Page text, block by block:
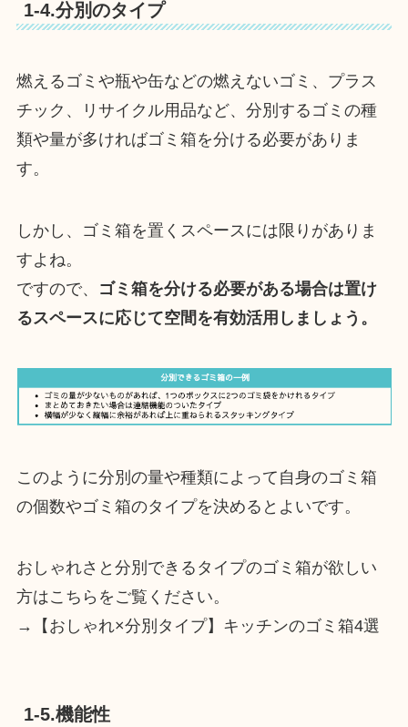
1-4.分別のタイプ
燃えるゴミや瓶や缶などの燃えないゴミ、プラス
チック、リサイクル用品など、分別するゴミの種
類や量が多ければゴミ箱を分ける必要がありま
す。
しかし、ゴミ箱を置くスペースには限りがありま
すよね。
ですので、
ゴミ箱を分ける必要がある場合は置け
るスペースに応じて空間を有効活用しましょう。
このように分別の量や種類によって自身のゴミ箱
の個数やゴミ箱のタイプを決めるとよいです。
おしゃれさと分別できるタイプのゴミ箱が欲しい
方はこちらをご覧ください。
→【おしゃれ×分別タイプ】キッチンのゴミ箱4選
1-5.機能性